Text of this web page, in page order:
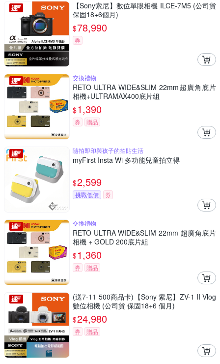
【Sony索尼】數位單眼相機 ILCE-7M5 (公司貨
保固18+6個月)
$78,990
券
交換禮物
RETO ULTRA WIDE&SLIM 22mm超廣角底片
相機+ULTRAMAX400底片組
$1,390
券 贈品
隨拍即印與孩子的拍貼生活
myFirst Insta Wi 多功能兒童拍立得
$2,599
挑戰低價 券
交換禮物
RETO ULTRA WIDE&SLIM 22mm 超廣角底片
相機 + GOLD 200底片組
$1,360
券 贈品
(送7-11 500商品卡)【Sony 索尼】ZV-1 II Vlog
數位相機 (公司貨 保固18+6 個月)
$24,980
券 贈品